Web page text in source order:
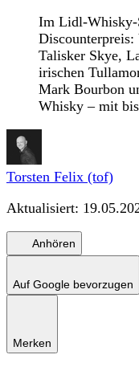
Im Lidl-Whisky-
Talisker Skye,
irischen
Mark Bourbon
Whisky – mit
Torsten Felix (tof)
Aktualisiert:
Anhören
Auf Google bevorzugen
Merken